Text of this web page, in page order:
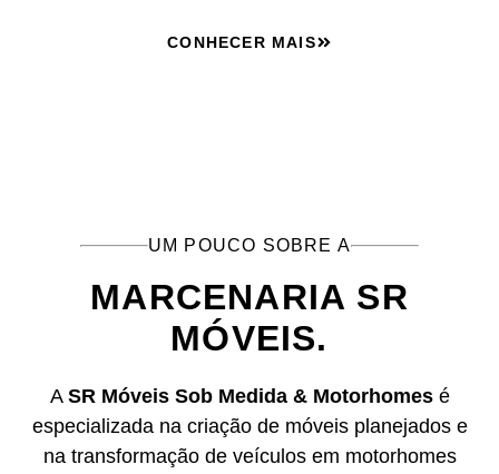
CONHECER MAIS
UM POUCO SOBRE A
MARCENARIA SR
MÓVEIS.
A SR Móveis Sob Medida & Motorhomesé
especializada na criação de móveis planejados e
na transformação de veículos em motorhomes